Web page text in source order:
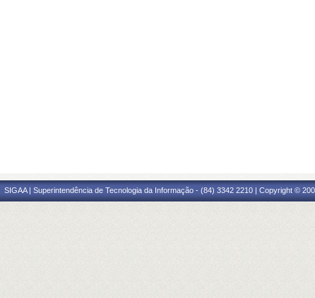
SIGAA | Superintendência de Tecnologia da Informação - (84) 3342 2210 | Copyright ©